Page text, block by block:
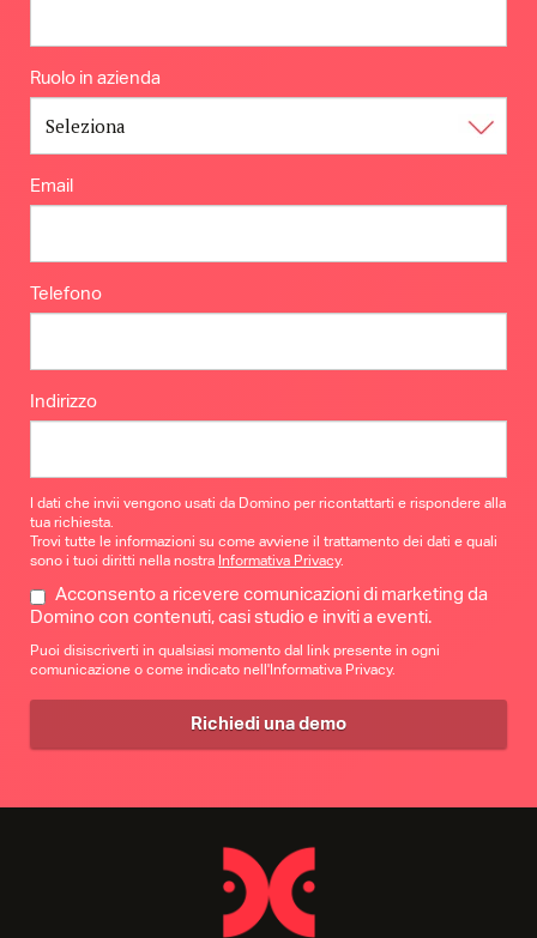
Ruolo in azienda
Email
Telefono
Indirizzo
I dati che invii vengono usati da Domino per ricontattarti e rispondere alla
tua richiesta.
Trovi tutte le informazioni su come avviene il trattamento dei dati e quali
sono i tuoi diritti nella nostraInformativa Privacy.
Acconsento a ricevere comunicazioni di marketing da
Domino con contenuti, casi studio e inviti a eventi.
Puoi disiscriverti in qualsiasi momento dal link presente in ogni
comunicazione o come indicato nell'Informativa Privacy.